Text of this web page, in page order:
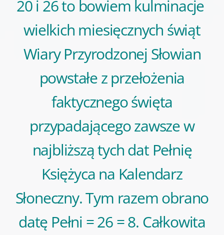
20 i 26 to bowiem kulminacje
wielkich miesięcznych świąt
Wiary Przyrodzonej Słowian
powstałe z przełożenia
faktycznego święta
przypadającego zawsze w
najbliższą tych dat Pełnię
Księżyca na Kalendarz
Słoneczny. Tym razem obrano
datę Pełni = 26 = 8. Całkowita